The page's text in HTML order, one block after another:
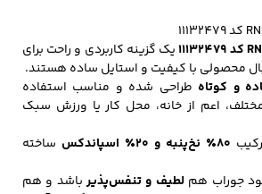
زیر و راحتی
مردانه
لباس زیر مردانه لباس راحتی مردانه
یک گزینه کاربردی و راحت برای
محصولی با کیفیت و استایل ساده هستند.
و کوتاه طراحی شده و مناسب استفاده
اعم از خانه، محل کار یا ورزش سبک
۸۰٪ نخ‌پنبه و ۲۰٪ اسپاندکس
ساخته
جوراب هم لطیف و تنفس‌پذیرباشد و هم